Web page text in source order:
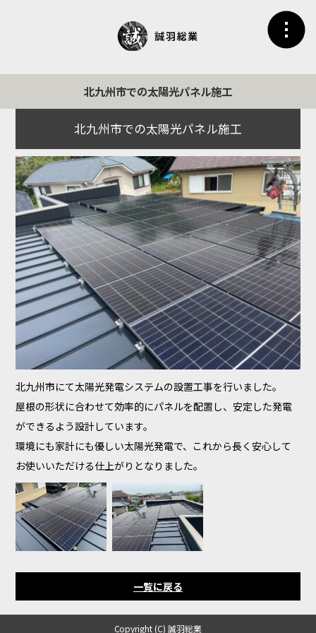
北九州市での太陽光パネル施工
北九州市での太陽光パネル施工
北九州市にて太陽光発電システムの設置工事を行いました。
屋根の形状に合わせて効率的にパネルを配置し、安定した発電
ができるよう設計しています。
環境にも家計にも優しい太陽光発電で、これから長く安心して
お使いいただける仕上がりとなりました。
一覧に戻る
Copyright (C) 誠羽総業